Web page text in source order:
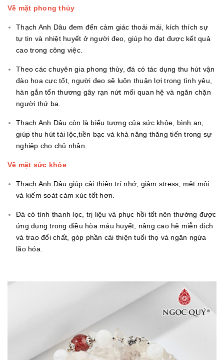
Về mặt phong thủy
Thạch Anh Dâu đem đến cảm giác thoải mái, kích thích sự
tự tin và nhiệt huyết ở người đeo, giúp họ đạt được kết quả
cao trong công việc.
Theo các chuyên gia phong thủy, đá có tác dụng thu hút vận
đào hoa cực tốt, người đeo sẽ luôn thuận lợi trong tình yêu,
hàn gắn tổn thương gây rạn nứt mối quan hệ và ngăn chặn
người thứ ba.
Thạch Anh Dâu còn là biểu tượng của sức khỏe, bình an,
giúp thu hút tài lộc,tiền bạc và khả năng thăng tiến trong sự
nghiệp cho chủ nhân.
Về mặt sức khỏe
Thạch Anh Dâu giúp cải thiện trí nhớ, giảm stress, mệt mỏi
và kiếm soát cảm xúc tốt hơn.
Đá có tính thanh lọc, trị liệu vả phục hồi tốt nên thường được
ứng dụng trong điều hòa máu huyết, nâng cao hệ miễn dịch
và trao đổi chất, góp phần cải thiện tuổi thọ và ngăn ngừa
lão hóa.